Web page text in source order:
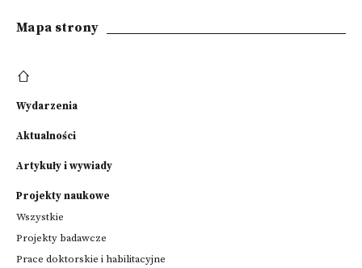
Mapa strony
Wydarzenia
Aktualności
Artykuły i wywiady
Projekty naukowe
Wszystkie
Projekty badawcze
Prace doktorskie i habilitacyjne